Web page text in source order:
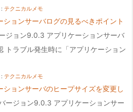
テクニカルメモ
ションサーバログの見るべきポイント
ジョン9.0.3 アプリケーションサーバ
トラブル発生時に「アプリケーション
テクニカルメモ
ションサーバのヒープサイズを変更し
ージョン9.0.3 アプリケーションサー